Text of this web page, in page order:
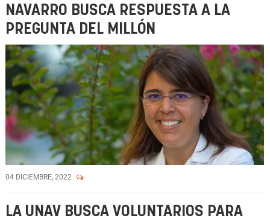
NAVARRO BUSCA RESPUESTA A LA
PREGUNTA DEL MILLÓN
04 DICIEMBRE, 2022
LA UNAV BUSCA VOLUNTARIOS PARA